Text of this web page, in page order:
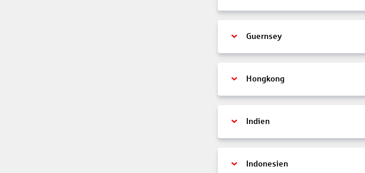
Guernsey
Hongkong
Indien
Indonesien